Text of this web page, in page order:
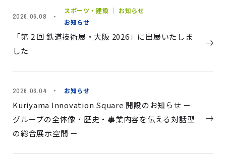
2026.06.08
スポーツ・建設 ｜ お知らせ
お知らせ
「第２回 鉄道技術展・大阪 2026」に出展いたしま
した
2026.06.04 お知らせ
Kuriyama Innovation Square 開設のお知らせ －
グループの全体像・歴史・事業内容を伝える対話型
の総合展示空間 －